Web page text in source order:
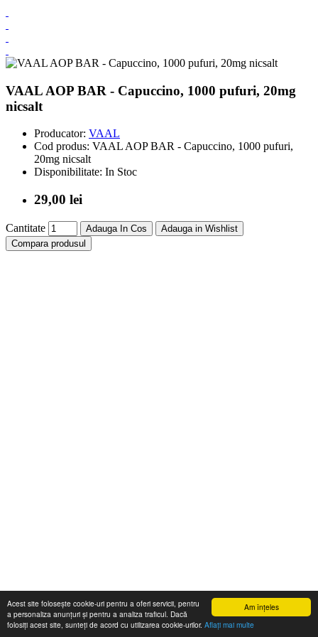
Am înţeles
Acest site folosește cookie-uri pentru a oferi servicii, pentru
a personaliza anunțuri și pentru a analiza traficul. Dacă
folosiți acest site, sunteți de acord cu utilizarea cookie-urilor. Aflaţi mai multe
VAAL AOP BAR - Capuccino, 1000 pufuri, 20mg
nicsalt
Producator: VAAL
Cod produs: VAAL AOP BAR - Capuccino, 1000 pufuri,
20mg nicsalt
Disponibilitate: In Stoc
29,00 lei
Cantitate Adauga In Cos
Adauga in Wishlist
Compara produsul